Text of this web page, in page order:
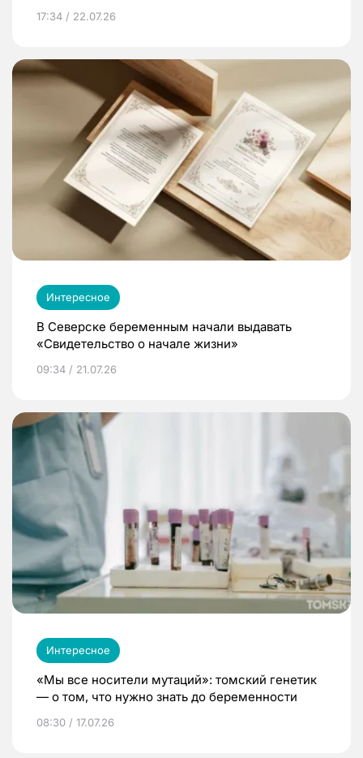
17:34 / 22.07.26
Интересное
В Северске беременным начали выдавать
«Свидетельство о начале жизни»
09:34 / 21.07.26
Интересное
«Мы все носители мутаций»: томский генетик
— о том, что нужно знать до беременности
08:30 / 17.07.26